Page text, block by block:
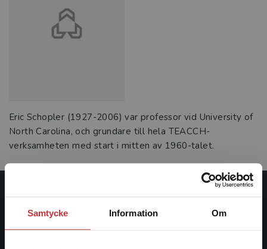
Samtycke Information Om
Eric Schopler (1927-2006) var professor vid University of
North Carolina, och grundare till hela TEACCH-
verksamheten med start i mitten av 1960-talet.
Studentlitteratur
Studentlitteratur grundades 1963 och är idag Sveriges